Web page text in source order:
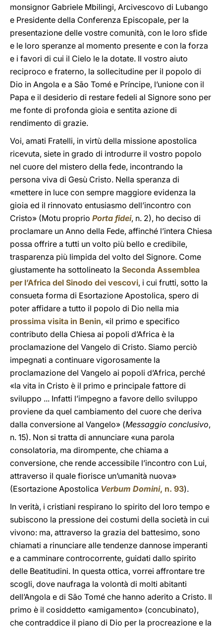
monsignor Gabriele Mbilingi, Arcivescovo di Lubango
e Presidente della Conferenza Episcopale, per la
presentazione delle vostre comunità, con le loro sfide
e le loro speranze al momento presente e con la forza
e i favori di cui il Cielo le la dotate. Il vostro aiuto
reciproco e fraterno, la sollecitudine per il popolo di
Dio in Angola e a São Tomé e Príncipe, l’unione con il
Papa e il desiderio di restare fedeli al Signore sono per
me fonte di profonda gioia e sentita azione di
rendimento di grazie.
Voi, amati Fratelli, in virtù della missione apostolica
ricevuta, siete in grado di introdurre il vostro popolo
nel cuore del mistero della fede, incontrando la
persona viva di Gesù Cristo. Nella speranza di
«mettere in luce con sempre maggiore evidenza la
gioia ed il rinnovato entusiasmo dell’incontro con
Cristo» (Motu proprio Porta fidei, n. 2), ho deciso di
proclamare un Anno della Fede, affinché l’intera Chiesa
possa offrire a tutti un volto più bello e credibile,
trasparenza più limpida del volto del Signore. Come
giustamente ha sottolineato la Seconda Assemblea
per l’Africa del Sinodo dei vescovi, i cui frutti, sotto la
consueta forma di Esortazione Apostolica, spero di
poter affidare a tutto il popolo di Dio nella mia
prossima visita in Benin, «il primo e specifico
contributo della Chiesa ai popoli d’Africa è la
proclamazione del Vangelo di Cristo. Siamo perciò
impegnati a continuare vigorosamente la
proclamazione del Vangelo ai popoli d’Africa, perché
«la vita in Cristo è il primo e principale fattore di
sviluppo ... Infatti l’impegno a favore dello sviluppo
proviene da quel cambiamento del cuore che deriva
dalla conversione al Vangelo» (Messaggio conclusivo,
n. 15). Non si tratta di annunciare «una parola
consolatoria, ma dirompente, che chiama a
conversione, che rende accessibile l’incontro con Lui,
attraverso il quale fiorisce un’umanità nuova»
(Esortazione Apostolica Verbum Domini, n. 93).
In verità, i cristiani respirano lo spirito del loro tempo e
subiscono la pressione dei costumi della società in cui
vivono: ma, attraverso la grazia del battesimo, sono
chiamati a rinunciare alle tendenze dannose imperanti
e a camminare controcorrente, guidati dallo spirito
delle Beatitudini. In questa ottica, vorrei affrontare tre
scogli, dove naufraga la volontà di molti abitanti
dell’Angola e di São Tomé che hanno aderito a Cristo. Il
primo è il cosiddetto «amigamento» (concubinato),
che contraddice il piano di Dio per la procreazione e la